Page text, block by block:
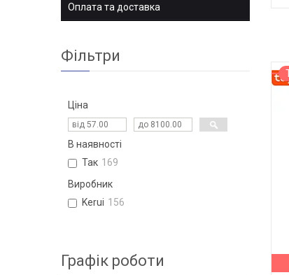
Оплата та доставка
Фільтри
Ціна
В наявності
Так 169
Виробник
Kerui 156
Графік роботи